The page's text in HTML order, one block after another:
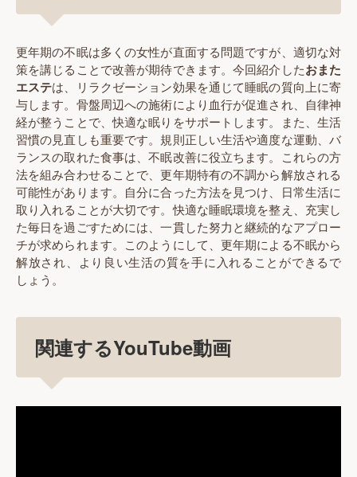
更年期の不眠は多くの女性が直面する問題ですが、適切な対
策を講じることで改善が期待できます。今回紹介したおまた
エステは、リラクゼーション効果を通じて睡眠の質向上に寄
与します。骨盤周辺への施術により血行が促進され、自律神
経が整うことで、快適な眠りをサポートします。また、生活
習慣の見直しも重要です。規則正しい生活や適度な運動、バ
ランスの取れた食事は、不眠改善に役立ちます。これらの方
法を組み合わせることで、更年期特有の不調から解放される
可能性があります。自分に合った方法を見つけ、日常生活に
取り入れることが大切です。快適な睡眠環境を整え、充実し
た毎日を過ごすためには、一貫した努力と継続的なアプロー
チが求められます。このようにして、更年期による不眠から
解放され、より良い生活の質を手に入れることができるで
しょう。
関連するYouTube動画